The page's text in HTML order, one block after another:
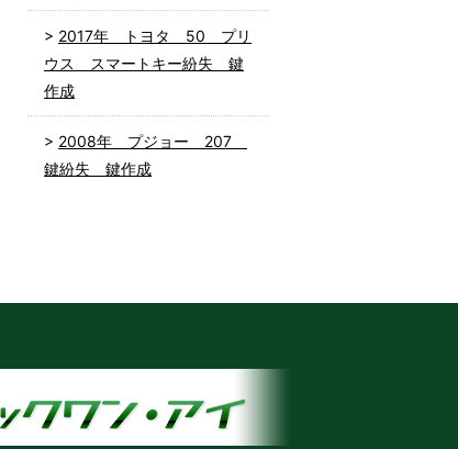
2017年 トヨタ 50 プリ
ウス スマートキー紛失 鍵
作成
2008年 プジョー 207
鍵紛失 鍵作成